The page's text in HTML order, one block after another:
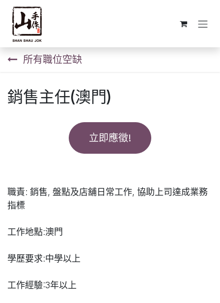
跳至內容
所有職位空缺
銷售主任(澳門)
立即應徵!
職責: 銷售, 盤點及店舖日常工作, 協助上司達成業務
指標
工作地點:澳門
學歷要求:中學以上
工作經驗:3年以上